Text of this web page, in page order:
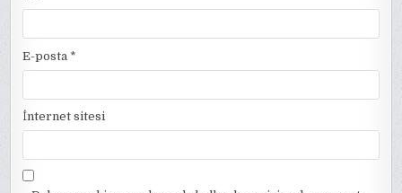
E-posta *
İnternet sitesi